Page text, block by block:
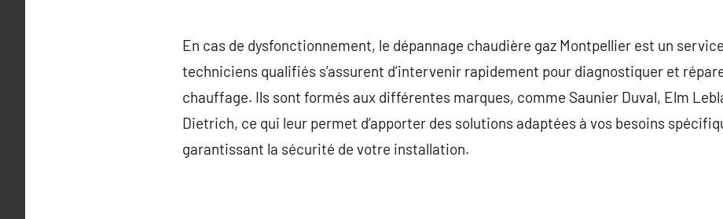
En cas de dysfonctionnement, le dépannage chaudière gaz Montpellier est un
techniciens qualifiés s’assurent d’intervenir rapidement pour diagnostiquer et
chauffage. Ils sont formés aux différentes marques, comme Saunier Duval, Elm
Dietrich, ce qui leur permet d’apporter des solutions adaptées à vos besoins
garantissant la sécurité de votre installation.